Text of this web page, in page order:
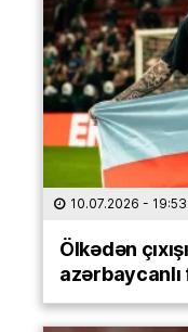
10.07.2026 - 19:53
Ölkədən